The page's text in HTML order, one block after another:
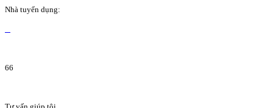
Nhà tuyển dụng:
66